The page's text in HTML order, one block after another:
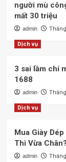
người mù
mất 30 triệu
admin
Dịch vụ
3 sai lầm chí
1688
admin
Dịch vụ
Mua Giày
Thì Vừa Chân?
admin